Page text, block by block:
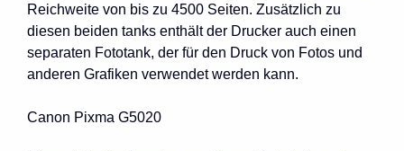
Reichweite von bis zu 4500 Seiten. Zusätzlich zu
diesen beiden tanks enthält der Drucker auch einen
separaten Fototank, der für den Druck von Fotos und
anderen Grafiken verwendet werden kann.
Canon Pixma G5020